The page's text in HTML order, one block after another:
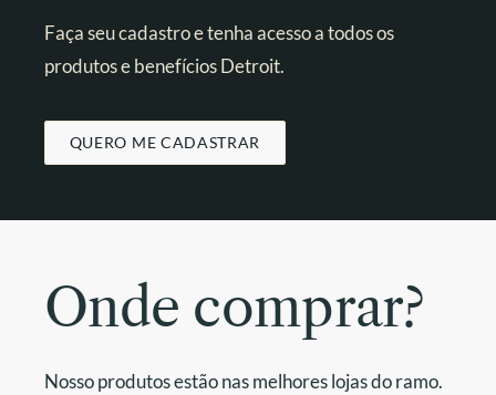
Faça seu cadastro e tenha acesso a todos os
produtos e benefícios Detroit.
QUERO ME CADASTRAR
Onde comprar?
Nosso produtos estão nas melhores lojas do ramo.